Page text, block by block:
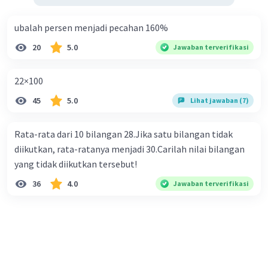
ubalah persen menjadi pecahan 160%
20 5.0 Jawaban terverifikasi
22×100
45 5.0 Lihat jawaban (7)
Rata-rata dari 10 bilangan 28.Jika satu bilangan tidak
diikutkan, rata-ratanya menjadi 30.Carilah nilai bilangan
yang tidak diikutkan tersebut!
36 4.0 Jawaban terverifikasi